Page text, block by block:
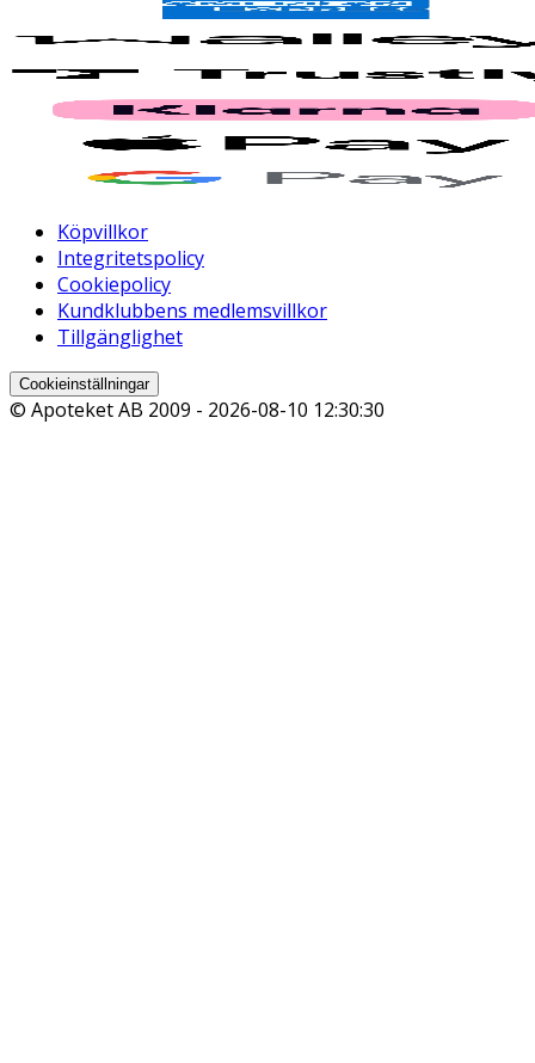
Köpvillkor
Integritetspolicy
Cookiepolicy
Kundklubbens medlemsvillkor
Tillgänglighet
Cookieinställningar
© Apoteket AB 2009 - 2026-08-10 12:30:30